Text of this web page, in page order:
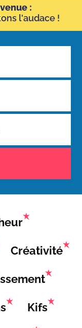
:
l'audace !
Créativité
Kifs